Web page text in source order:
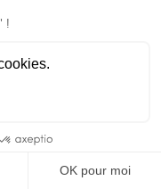
!
OK pour moi
de JUNIA du